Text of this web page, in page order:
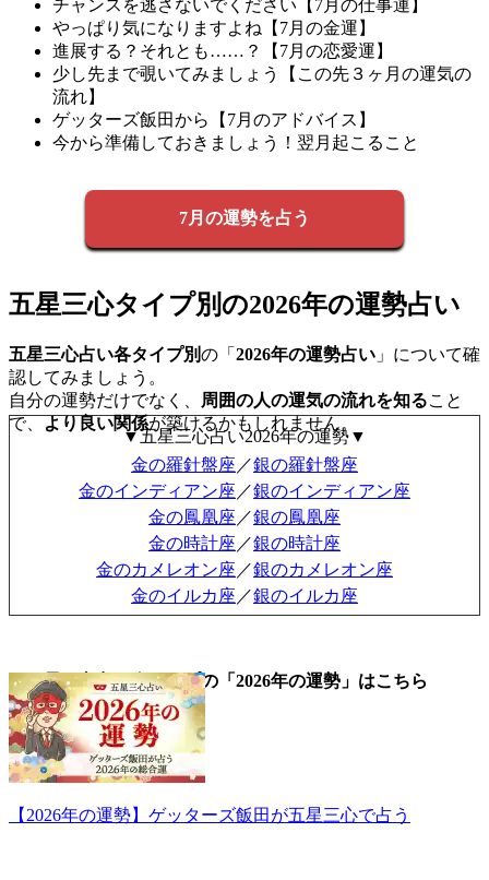
チャンスを逃さないでください【7月の仕事運】
やっぱり気になりますよね【7月の金運】
進展する？それとも……？【7月の恋愛運】
少し先まで覗いてみましょう【この先３ヶ月の運気の
流れ】
ゲッターズ飯田から【7月のアドバイス】
今から準備しておきましょう！翌月起こること
7月の運勢を占う
五星三心タイプ別の2026年の運勢占い
五星三心占い各タイプ別の「 2026年の運勢占い 」について確
認してみましょう。
自分の運勢だけでなく、
周囲の人の運気の流れを知ること
で、
より良い関係が築けるかもしれません。
▼五星三心占い2026年の運勢▼
金の羅針盤座 ／銀の羅針盤座
金のインディアン座 ／銀のインディアン座
金の鳳凰座 ／銀の鳳凰座
金の時計座 ／銀の時計座
金のカメレオン座 ／銀のカメレオン座
金のイルカ座 ／銀のイルカ座
▼五星三心占い全タイプの「2026年の運勢」はこちら
【2026年の運勢】ゲッターズ飯田が五星三心で占う